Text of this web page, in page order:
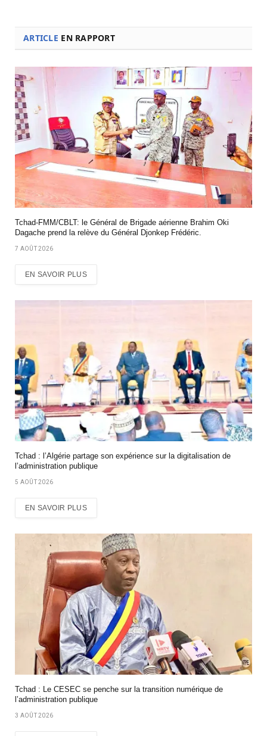
ARTICLE EN RAPPORT
Tchad-FMM/CBLT: le Général de Brigade aérienne Brahim Oki
Dagache prend la relève du Général Djonkep Frédéric.
7 AOÛT 2026
EN SAVOIR PLUS
Tchad : l’Algérie partage son expérience sur la digitalisation de
l’administration publique
5 AOÛT 2026
EN SAVOIR PLUS
Tchad : Le CESEC se penche sur la transition numérique de
l’administration publique
3 AOÛT 2026